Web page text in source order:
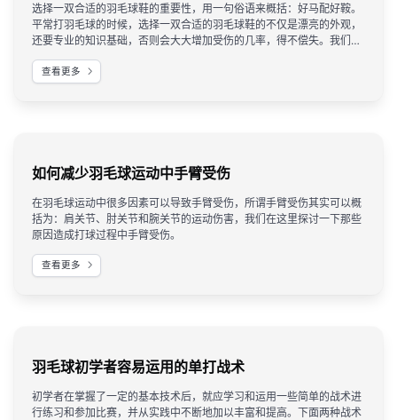
选择一双合适的羽毛球鞋的重要性，用一句俗语来概括：好马配好鞍。
平常打羽毛球的时候，选择一双合适的羽毛球鞋的不仅是漂亮的外观，
还要专业的知识基础，否则会大大增加受伤的几率，得不偿失。我们在
这里为大家献上选择羽毛球鞋的标准，供大家参考。
查看更多
如何减少羽毛球运动中手臂受伤
在羽毛球运动中很多因素可以导致手臂受伤，所谓手臂受伤其实可以概
括为：肩关节、肘关节和腕关节的运动伤害，我们在这里探讨一下那些
原因造成打球过程中手臂受伤。
查看更多
羽毛球初学者容易运用的单打战术
初学者在掌握了一定的基本技术后，就应学习和运用一些简单的战术进
行练习和参加比赛，并从实践中不断地加以丰富和提高。下面两种战术